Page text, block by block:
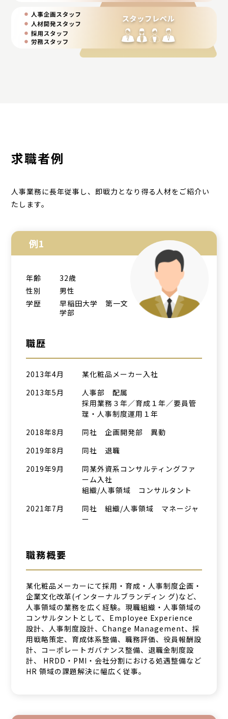
求職者例
人事業務に長年従事し、即戦力となり得る人材をご紹介い
たします。
例1
年齢
32歳
性別
男性
学歴
早稲田大学 第一文
学部
職歴
2013年4月
某化粧品メーカー入社
2013年5月
人事部 配属
採用業務３年／育成１年／要員管
理・人事制度運用１年
2018年8月
同社 企画開発部 異動
2019年8月
同社 退職
2019年9月
同某外資系コンサルティングファ
ーム入社
組織/人事領域 コンサルタント
2021年7月
同社 組織/人事領域 マネージャ
ー
職務概要
某化粧品メーカーにて採用・育成・人事制度企画・
企業文化改革(インターナルブランディン グ)など、
人事領域の業務を広く経験。現職組織・人事領域の
コンサルタントとして、Employee Experience
設計、人事制度設計、Change Management、採
用戦略策定、育成体系整備、職務評価、役員報酬設
計、コーポレートガバナンス整備、退職金制度設
計、 HRDD・PMI・会社分割における処遇整備など
HR 領域の課題解決に幅広く従事。